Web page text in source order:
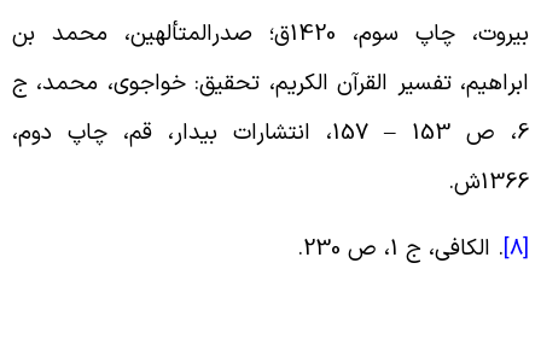
بیروت، چاپ سوم، 1420ق؛ صدرالمتألهین، محمد بن
تفسیر القرآن الکریم، تحقیق: خواجوی، محمد، ج
6، ص 153 – 157، انتشارات بیدار، قم، چاپ دوم،
.
.الکافی، ج 1، ص 230 .